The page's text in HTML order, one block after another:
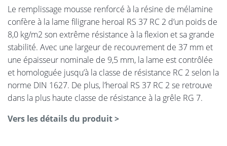
Le remplissage mousse renforcé à la résine de mélamine
confère à la lame filigrane heroal RS 37 RC 2 d’un poids de
8,0 kg/m2 son extrême résistance à la flexion et sa grande
stabilité. Avec une largeur de recouvrement de 37 mm et
une épaisseur nominale de 9,5 mm, la lame est contrôlée
et homologuée jusqu’à la classe de résistance RC 2 selon la
norme DIN 1627. De plus, l’heroal RS 37 RC 2 se retrouve
dans la plus haute classe de résistance à la grêle RG 7.
Vers les détails du produit >